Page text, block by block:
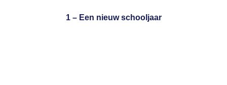
1 – Een nieuw schooljaar